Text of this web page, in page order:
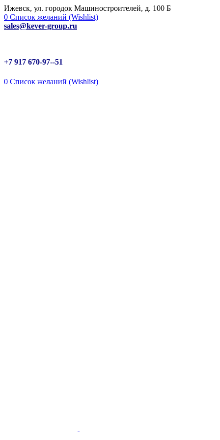
Ижевск, ул. городок Машиностроителей, д. 100 Б
0 Список желаний (Wishlist)
sales@kever-group.ru
+7 917 670-97--51
0 Список желаний (Wishlist)